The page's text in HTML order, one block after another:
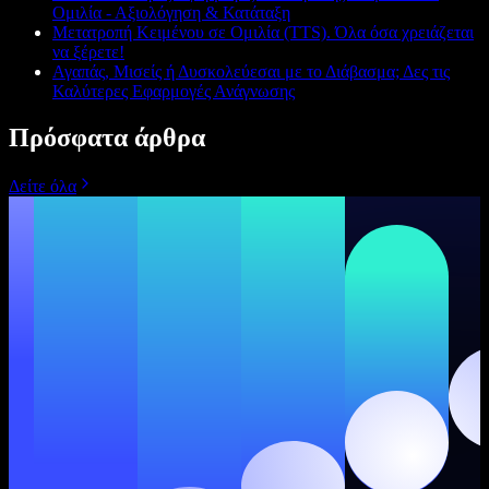
Ομιλία - Αξιολόγηση & Κατάταξη
Μετατροπή Κειμένου σε Ομιλία (TTS). Όλα όσα χρειάζεται
να ξέρετε!
Αγαπάς, Μισείς ή Δυσκολεύεσαι με το Διάβασμα; Δες τις
Καλύτερες Εφαρμογές Ανάγνωσης
Πρόσφατα άρθρα
Δείτε όλα